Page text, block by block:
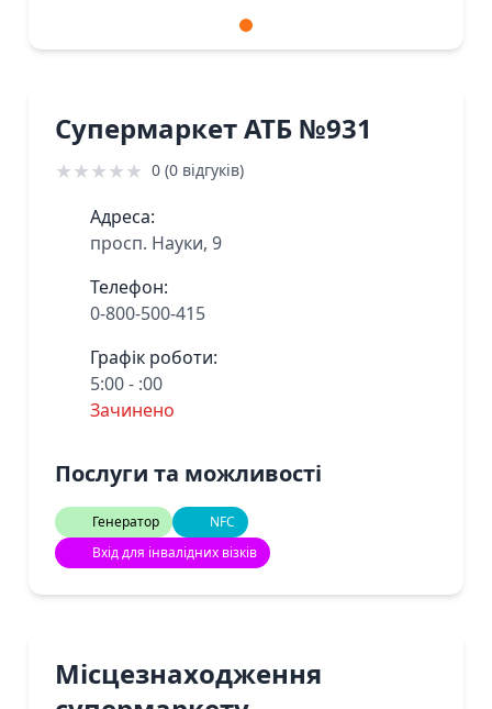
Супермаркет АТБ №931
★★★★★ 0 (0 відгуків)
Адреса:
просп. Науки, 9
Телефон:
0-800-500-415
Графік роботи:
5:00 - :00
Зачинено
Послуги та можливості
Генератор
NFC
Вхід для інвалідних візків
Місцезнаходження